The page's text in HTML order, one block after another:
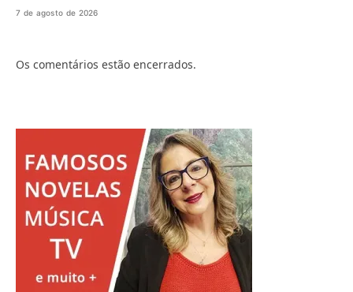
7 de agosto de 2026
Os comentários estão encerrados.